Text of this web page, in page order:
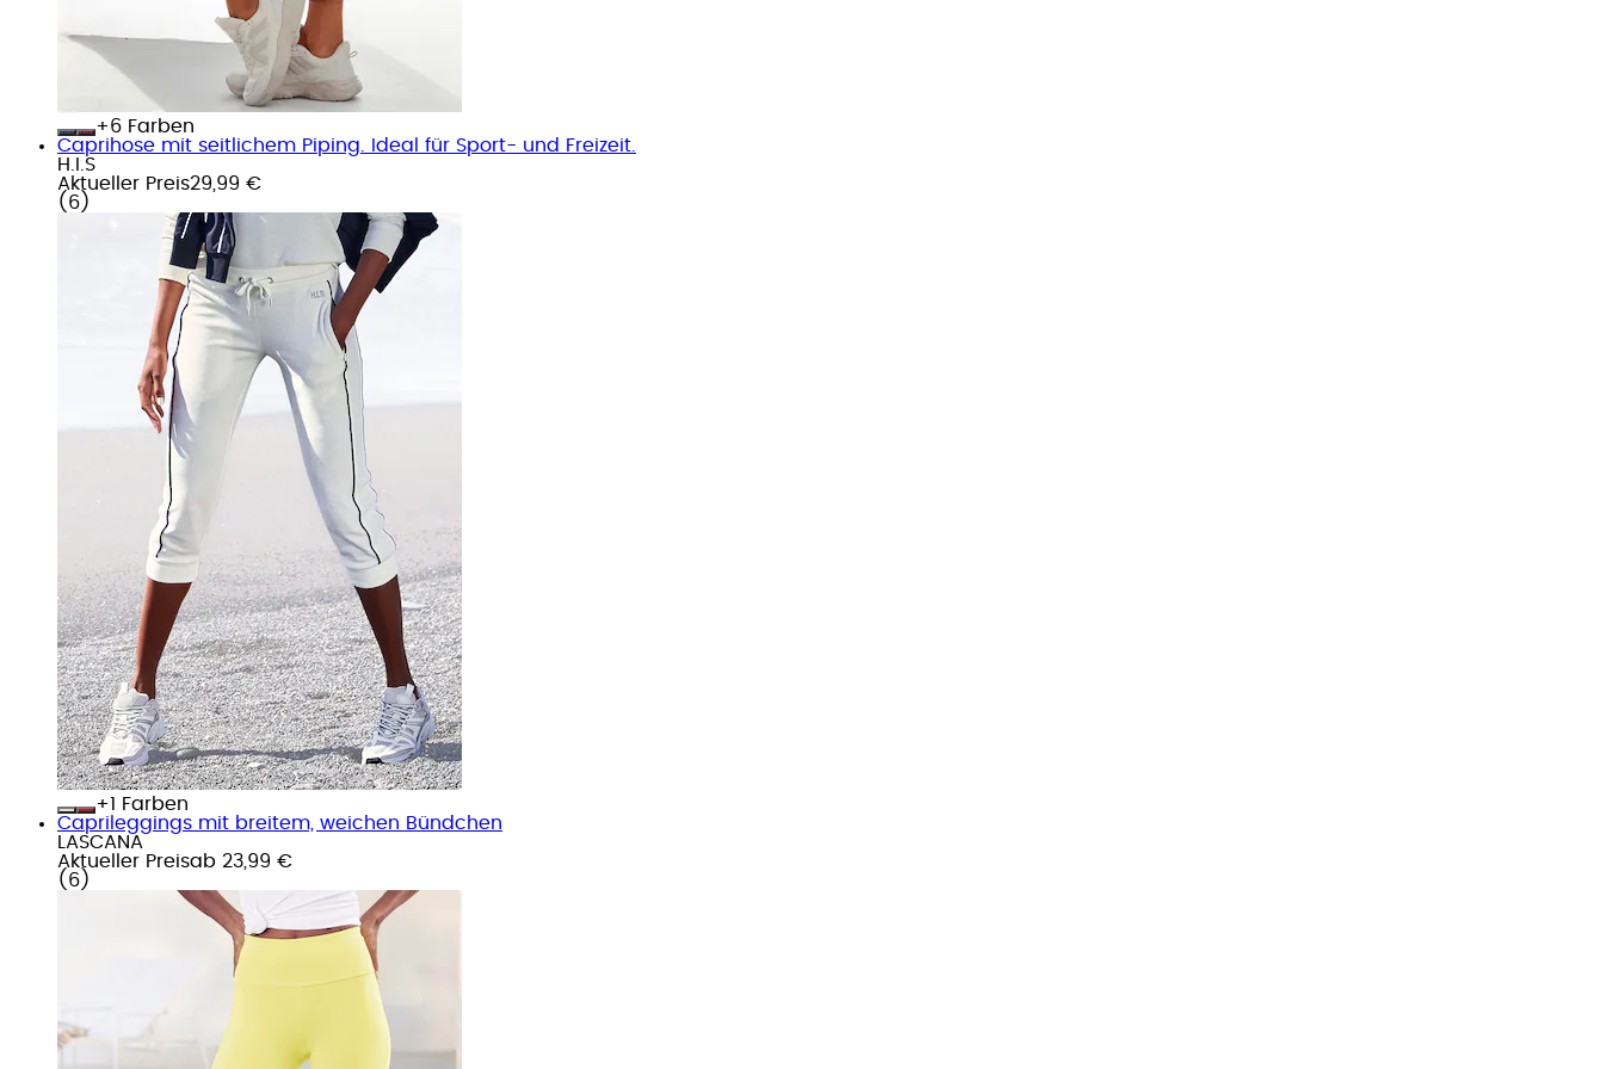
+
Farben
Caprihose mit seitlichem Piping. Ideal für Sport- und Freizeit.
H.I.S
Aktueller Preis29,99 €
( 6 )
+
Farben
Caprileggings mit breitem, weichen Bündchen
LASCANA
Aktueller Preisab 23,99 €
( 6 )